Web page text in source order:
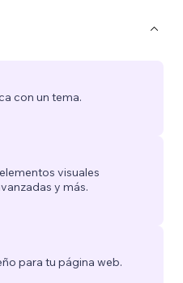
con un tema.
visuales
y más.
para tu página web.